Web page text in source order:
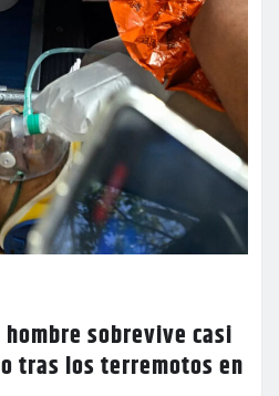
sobrevive casi
tras los terremotos en